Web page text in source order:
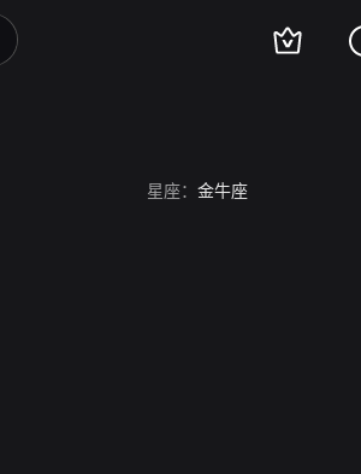
星座： 金牛座